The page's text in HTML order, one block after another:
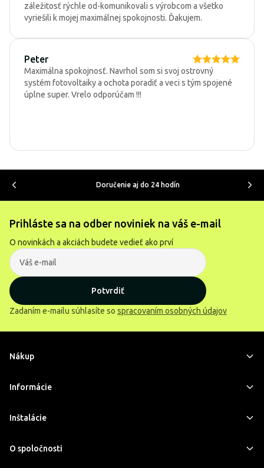
záležitosť rýchle od-komunikovali s výrobcom a všetko
vyriešili k mojej maximálnej spokojnosti. Ďakujem.
Peter
Maximálna spokojnosť. Navrhol som si svoj ostrovný
systém fotovoltaiky a ochota poradiť a veci s tým spojené
úplne super. Vrelo odporúčam !!!
Doručenie aj do 24 hodín
Prihláste sa na odber noviniek na váš e-mail
O novinkách a akciách budete vedieť ako prví
Potvrdiť
Zadaním e-mailu súhlasíte so spracovaním osobných údajov
Nákup
Informácie
Inštalácie
O spoločnosti